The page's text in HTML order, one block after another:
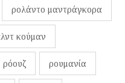
ρολάντο μαντράγκορα
κούμαν
ρόουζ ρουμανία